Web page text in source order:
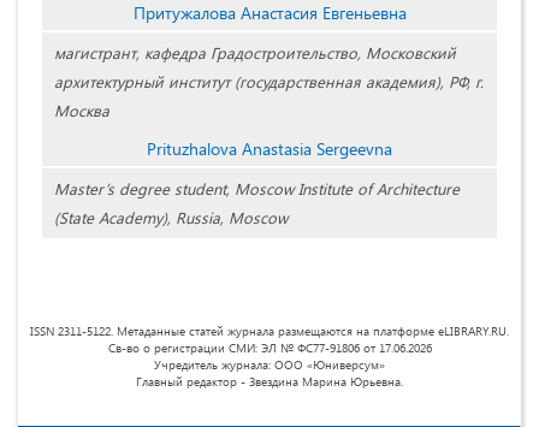
Притужалова Анастасия Евгеньевна
магистрант, кафедра Градостроительство, Московский
архитектурный институт (государственная академия), РФ, г.
Москва
Prituzhalova Anastasia Sergeevna
Master’s degree student, Moscow Institute of Architecture
(State Academy), Russia, Moscow
ISSN 2311-5122. Метаданные статей журнала размещаются на платформе eLIBRARY.RU.
Св-во о регистрации СМИ: ЭЛ № ФС77-91806 от 17.06.2026
Учредитель журнала: ООО «Юниверсум»
Главный редактор - Звездина Марина Юрьевна.